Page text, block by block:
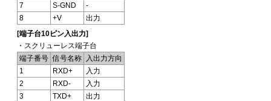
7
S-GND
-
8
+V
出力
[端子台10ピン入出力]
・スクリューレス端子台
端子番号 信号名称
入出力方向
1
RXD+
入力
2
RXD-
入力
3
TXD+
出力